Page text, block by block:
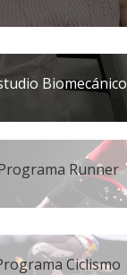
Biomecánico
Runner
Ciclismo